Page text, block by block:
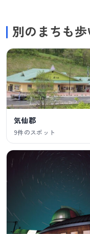
別のまちも
気仙郡
9件のスポット